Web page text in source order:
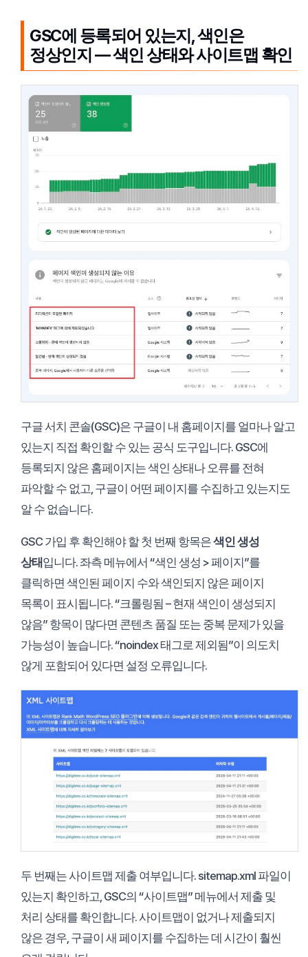
GSC에 등록되어 있는지, 색인은
정상인지 — 색인 상태와 사이트맵 확인
구글 서치 콘솔(GSC)은 구글이 내 홈페이지를 얼마나 알고
있는지 직접 확인할 수 있는 공식 도구입니다. GSC에
등록되지 않은 홈페이지는 색인 상태나 오류를 전혀
파악할 수 없고, 구글이 어떤 페이지를 수집하고 있는지도
알 수 없습니다.
GSC 가입 후 확인해야 할 첫 번째 항목은색인 생성
상태입니다. 좌측 메뉴에서 “색인 생성 > 페이지”를
클릭하면 색인된 페이지 수와 색인되지 않은 페이지
목록이 표시됩니다. “크롤링됨 – 현재 색인이 생성되지
않음” 항목이 많다면 콘텐츠 품질 또는 중복 문제가 있을
가능성이 높습니다. “noindex 태그로 제외됨”이 의도치
않게 포함되어 있다면 설정 오류입니다.
두 번째는 사이트맵 제출 여부입니다. sitemap.xml 파일이
있는지 확인하고, GSC의 “사이트맵” 메뉴에서 제출 및
처리 상태를 확인합니다. 사이트맵이 없거나 제출되지
않은 경우, 구글이 새 페이지를 수집하는 데 시간이 훨씬